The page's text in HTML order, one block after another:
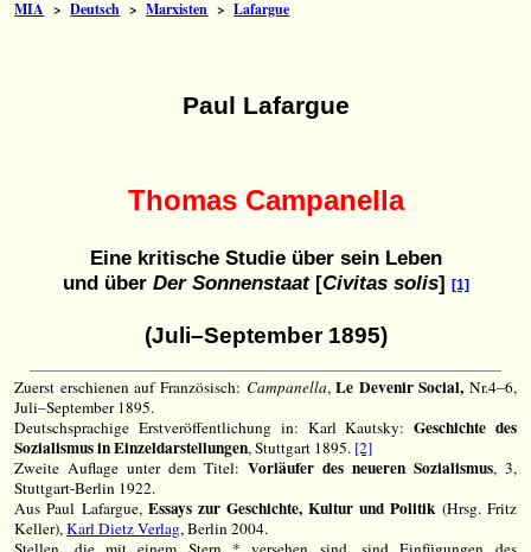
MIA >Deutsch >Marxisten >Lafargue
Paul Lafargue
Thomas Campanella
Eine kritische Studie über sein Leben
und über Der Sonnenstaat[Civitas solis] [1]
(Juli–September 1895)
Zuerst erschienen auf Französisch: Campanella,Le Devenir Social, Nr.4–6,
Juli–September 1895.
Deutschsprachige Erstveröffentlichung in: Karl Kautsky: Geschichte des
Sozialismus in Einzeldarstellungen, Stuttgart 1895. [2]
Zweite Auflage unter dem Titel: Vorläufer des neueren Sozialismus, 3,
Stuttgart-Berlin 1922.
Aus Paul Lafargue, Essays zur Geschichte, Kultur und Politik (Hrsg. Fritz
Keller),Karl Dietz Verlag, Berlin 2004.